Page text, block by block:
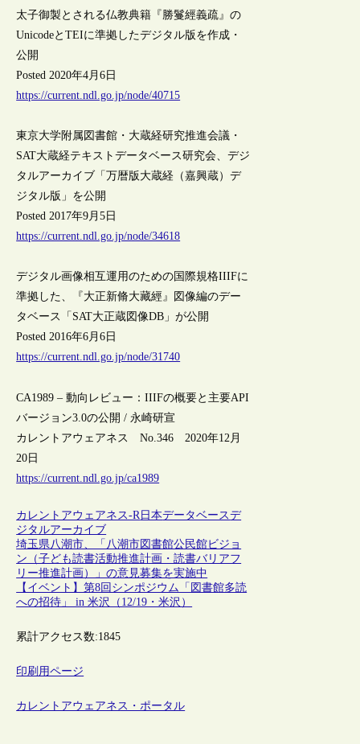
太子御製とされる仏教典籍『勝鬘經義疏』の
UnicodeとTEIに準拠したデジタル版を作成・
公開
Posted 2020年4月6日
https://current.ndl.go.jp/node/40715
東京大学附属図書館・大蔵経研究推進会議・
SAT大蔵経テキストデータベース研究会、デジ
タルアーカイブ「万暦版大蔵経（嘉興蔵）デ
ジタル版」を公開
Posted 2017年9月5日
https://current.ndl.go.jp/node/34618
デジタル画像相互運用のための国際規格IIIFに
準拠した、『大正新脩大藏經』図像編のデー
タベース「SAT大正蔵図像DB」が公開
Posted 2016年6月6日
https://current.ndl.go.jp/node/31740
CA1989 – 動向レビュー：IIIFの概要と主要API
バージョン3.0の公開 / 永崎研宣
カレントアウェアネス No.346 2020年12月
20日
https://current.ndl.go.jp/ca1989
カレントアウェアネス-R 日本データベースデ
ジタルアーカイブ
埼玉県八潮市、「八潮市図書館公民館ビジョ
ン（子ども読書活動推進計画・読書バリアフ
リー推進計画）」の意見募集を実施中
【イベント】第8回シンポジウム「図書館多読
への招待」 in 米沢（12/19・米沢）
累計アクセス数:1845
印刷用ページ
カレントアウェアネス・ポータル